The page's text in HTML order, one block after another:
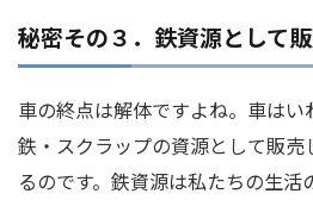
秘密その３．鉄資源として
車の終点は解体ですよね。車はい
鉄・スクラップの資源として販
るのです。鉄資源は私たちの生